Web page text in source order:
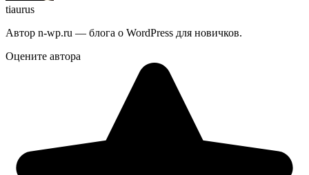
tiaurus
Автор n-wp.ru — блога о WordPress для новичков.
Оцените автора